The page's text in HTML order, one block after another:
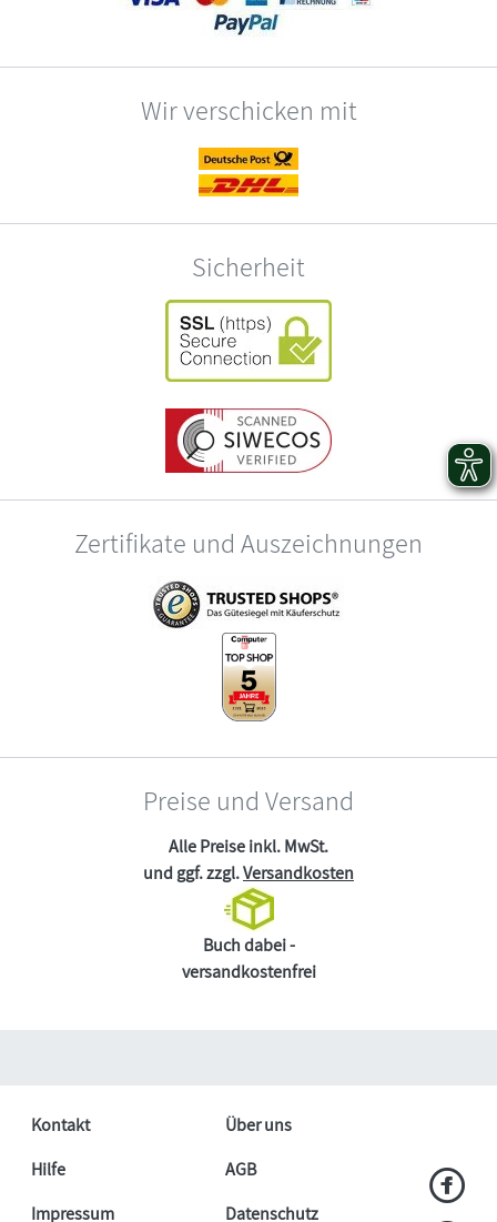
Wir verschicken mit
Sicherheit
Zertifikate und Auszeichnungen
Preise und Versand
Alle Preise inkl. MwSt.
und ggf. zzgl.Versandkosten
Buch dabei -
versandkostenfrei
Kontakt
Über uns
Hilfe
AGB
Impressum
Datenschutz